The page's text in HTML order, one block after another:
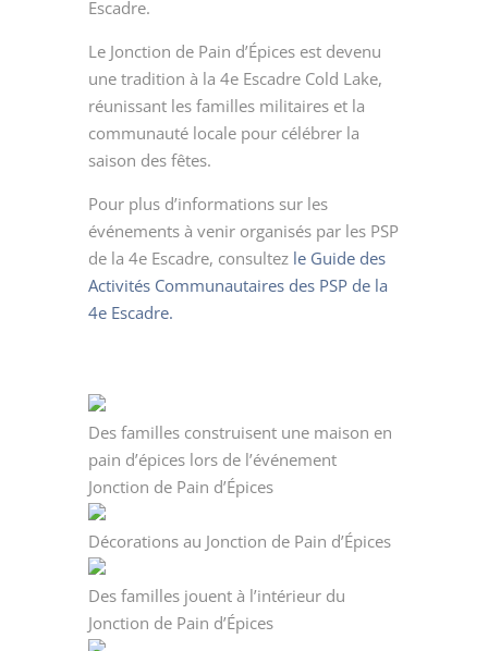
Escadre.
Le Jonction de Pain d’Épices est devenu
une tradition à la 4e Escadre Cold Lake,
réunissant les familles militaires et la
communauté locale pour célébrer la
saison des fêtes.
Pour plus d’informations sur les
événements à venir organisés par les PSP
de la 4e Escadre, consultez le Guide des
Activités Communautaires des PSP de la
4e Escadre.
Des familles construisent une maison en
pain d’épices lors de l’événement
Jonction de Pain d’Épices
Décorations au Jonction de Pain d’Épices
Des familles jouent à l’intérieur du
Jonction de Pain d’Épices